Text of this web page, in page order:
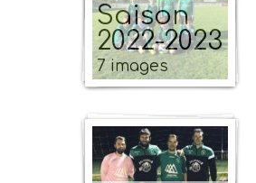
Saison
2022-2023
7 images